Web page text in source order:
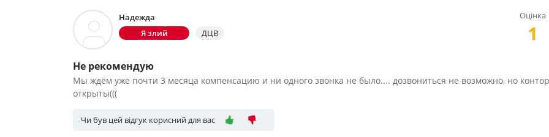
Надежда
Я злий
ДЦВ
Оцінка
1
Не рекомендую
Мы ждём уже почти 3 месяца компенсацию и ни одного звонка не было.... дозвониться не возможно, но
открыты(((
Чи був цей відгук корисний для вас